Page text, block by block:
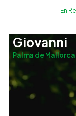
En
Giovanni
Palma de Mallorca